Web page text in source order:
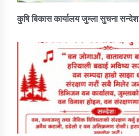
कुषि बिकास कार्यालय जुम्ला सुचना सन्देश